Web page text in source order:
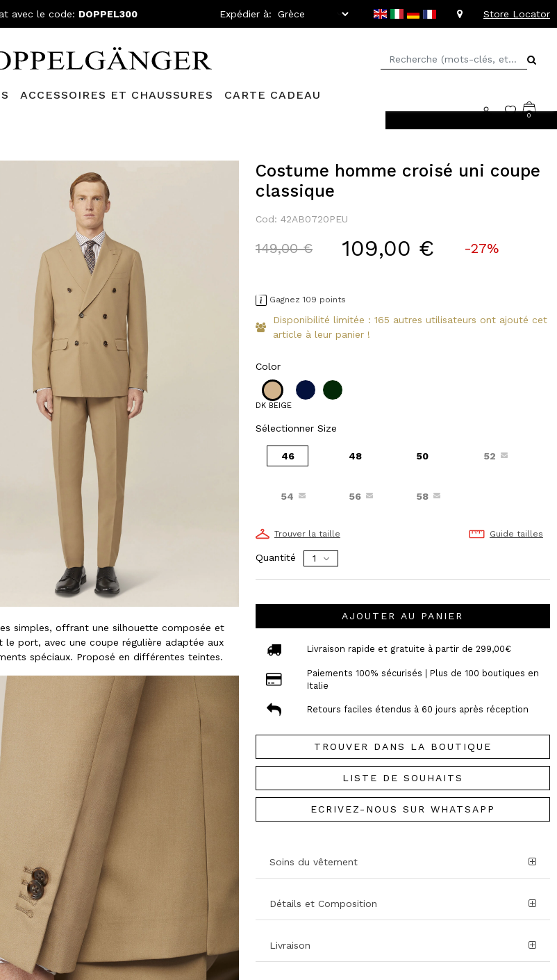
avec le code: DOPPEL300 Expédier à: Store Locator
ACCESSOIRES ET CHAUSSURES
CARTE CADEAU
0
simples, offrant une silhouette composée et
port, avec une coupe régulière adaptée aux
spéciaux. Proposé en différentes teintes.
Costume homme croisé uni coupe
classique
Cod: 42AB0720PEU
Price reduced from
149,00 €to 109,00 € -27%
Gagnez 109 points
Disponibilité limitée : 165 autres utilisateurs ont ajouté cet
article à leur panier !
Color
DK BEIGE
Sélectionner Size
46 48 50 52
54 56 58
Trouver la taille Guide tailles
Quantité
AJOUTER AU PANIER
Livraison rapide et gratuite à partir de 299,00€
Paiements 100% sécurisés | Plus de 100 boutiques en
Italie
Retours faciles étendus à 60 jours après réception
TROUVER DANS LA BOUTIQUE
LISTE DE SOUHAITS
ECRIVEZ-NOUS SUR WHATSAPP
Soins du vêtement
Détails et Composition
Livraison